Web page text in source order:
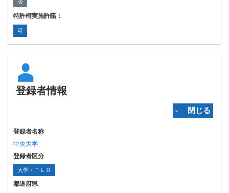
否
特許権実施許諾：
可
登録者情報
‐ 閉じる
登録者名称
中央大学
登録者区分
大学・ＴＬＯ
都道府県